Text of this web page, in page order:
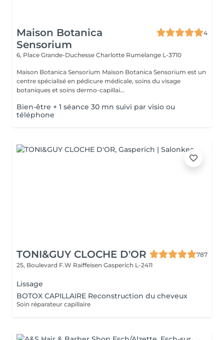
Maison Botanica
Sensorium
4
6, Place Grande-Duchesse Charlotte Rumelange L-3710
Maison Botanica Sensorium Maison Botanica Sensorium est un
centre spécialisé en pédicure médicale, soins du visage
botaniques et soins dermo-capillai...
Bien-être + 1 séance 30 mn suivi par visio ou
téléphone
TONI&GUY CLOCHE D'OR
787
25, Boulevard F.W Raiffeisen Gasperich L-2411
Lissage
BOTOX CAPILLAIRE Reconstruction du cheveux
Soin réparateur capillaire